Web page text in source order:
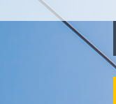
Verbindungssuche
Unternavigation